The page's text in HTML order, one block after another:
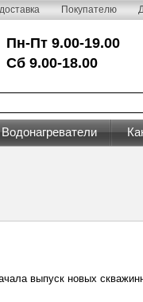
Покупателю
Пн-Пт 9.00-19.00
Сб 9.00-18.00
Водонагреватели
выпуск новых